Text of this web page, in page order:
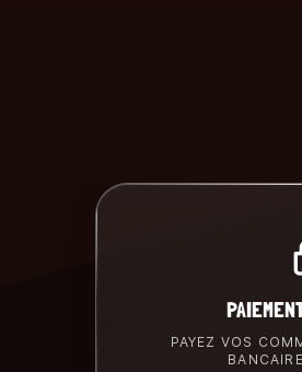
PAYEZ VOS